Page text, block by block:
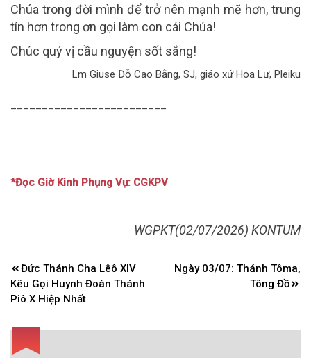
Chúa trong đời mình để trở nên mạnh mẽ hơn, trung
tín hơn trong ơn gọi làm con cái Chúa!
Chúc quý vị cầu nguyện sốt sắng!
Lm Giuse Đỗ Cao Bằng, SJ, giáo xứ Hoa Lư, Pleiku
*Đọc Giờ Kinh Phụng Vụ: CGKPV
WGPKT(02/07/2026) KONTUM
Điều
hướng
bài
Đức Thánh Cha Lêô XIV
Kêu Gọi Huynh Đoàn Thánh
Piô X Hiệp Nhất
Ngày 03/07: Thánh Tôma,
Tông Đồ